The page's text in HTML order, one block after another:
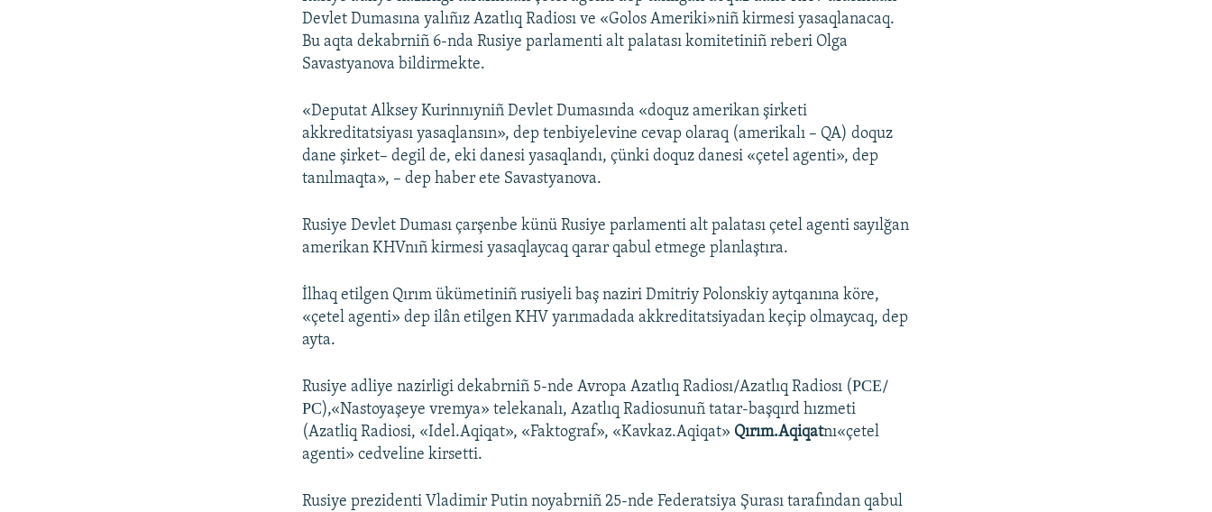
Devlet Dumasına yalıñız Azatlıq Radiosı ve «Golos Ameriki»niñ kirmesi yasaqlanacaq.
Bu aqta dekabrniñ 6-nda Rusiye parlamenti alt palatası komitetiniñ reberi Olga
Savastyanova bildirmekte.
«Deputat Alksey Kurinnıyniñ Devlet Dumasında «doquz amerikan şirketi
akkreditatsiyası yasaqlansın», dep tenbiyelevine cevap olaraq (amerikalı – QA) doquz
dane şirket– degil de, eki danesi yasaqlandı, çünki doquz danesi «çetel agenti», dep
tanılmaqta», – dep haber ete Savastyanova.
Rusiye Devlet Duması çarşenbe künü Rusiye parlamenti alt palatası çetel agenti sayılğan
amerikan KHVnıñ kirmesi yasaqlaycaq qarar qabul etmege planlaştıra.
İlhaq etilgen Qırım ükümetiniñ rusiyeli baş naziri Dmitriy Polonskiy aytqanına köre,
«çetel agenti» dep ilân etilgen KHV yarımadada akkreditatsiyadan keçip olmaycaq, dep
ayta.
Rusiye adliye nazirligi dekabrniñ 5-nde Avropa Azatlıq Radiosı/Azatlıq Radiosı (РСЕ/
РС),«Nastoyaşeye vremya» telekanalı, Azatlıq Radiosunuñ tatar-başqırd hızmeti
(Azatliq Radiosi, «Idel.Aqiqat», «Faktograf», «Kavkaz.Aqiqat» Qırım.Aqiqatnı«çetel
agenti» cedveline kirsetti.
Rusiye prezidenti Vladimir Putin noyabrniñ 25-nde Federatsiya Şurası tarafından qabul